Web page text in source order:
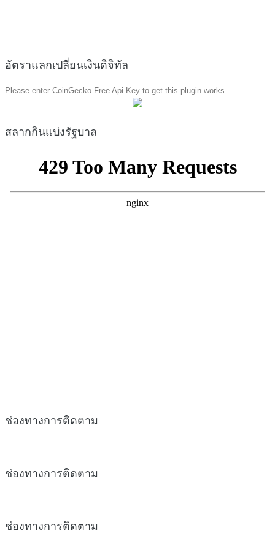
อัตราแลกเปลี่ยนเงินดิจิทัล
Please enter CoinGecko Free Api Key to get this plugin works.
สลากกินแบ่งรัฐบาล
ช่องทางการติดตาม
ช่องทางการติดตาม
ช่องทางการติดตาม